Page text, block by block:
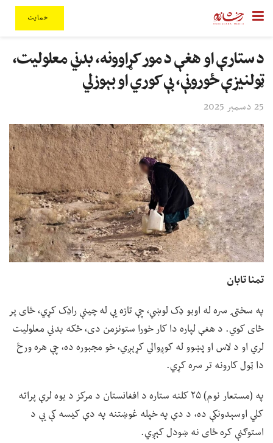
حمایت
د ستارې او هغې د مور کړاوونه، بدني معلولیت،
ټولنیزې ځورونې، بې کوري او بېوزلي
25 دسمبر 2025
تمنا تابان
په سختۍ سره له اوبو ډک لوښي، چې تازه یې له چینې راډک کړي، ځای پر
ځای کوي. د هغې لپاره دا کار خورا ستونزمن دی، ځکه بدني معلولیت
لري او د لاس او پښوو له کوږوالي کړېږي، خو مجبوره ده، چې هره ورځ
دا ټول کارونه تر سره کړي.
په (مستعار نوم) ۲۵ کلنه ستاره د افغانستان د مرکز د یوه لرې پراته
کلي اوسېدونکې ده، د دې په خپله غوښتنه په دې کیسه کې یې د
استوګنې کره ځای نه ښودل کېږي.